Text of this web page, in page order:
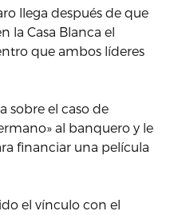
llega después de que
la Casa Blanca el
que ambos líderes
sobre el caso de
al banquero y le
financiar una película
el vínculo con el